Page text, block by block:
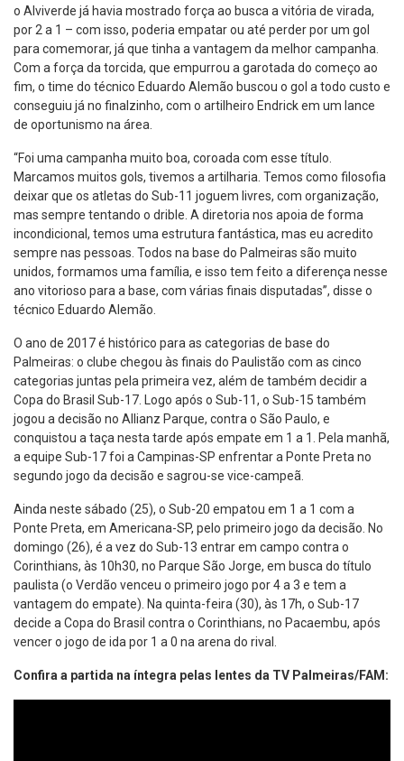
o Alviverde já havia mostrado força ao busca a vitória de virada,
por 2 a 1 – com isso, poderia empatar ou até perder por um gol
para comemorar, já que tinha a vantagem da melhor campanha.
Com a força da torcida, que empurrou a garotada do começo ao
fim, o time do técnico Eduardo Alemão buscou o gol a todo custo e
conseguiu já no finalzinho, com o artilheiro Endrick em um lance
de oportunismo na área.
“Foi uma campanha muito boa, coroada com esse título.
Marcamos muitos gols, tivemos a artilharia. Temos como filosofia
deixar que os atletas do Sub-11 joguem livres, com organização,
mas sempre tentando o drible. A diretoria nos apoia de forma
incondicional, temos uma estrutura fantástica, mas eu acredito
sempre nas pessoas. Todos na base do Palmeiras são muito
unidos, formamos uma família, e isso tem feito a diferença nesse
ano vitorioso para a base, com várias finais disputadas”, disse o
técnico Eduardo Alemão.
O ano de 2017 é histórico para as categorias de base do
Palmeiras: o clube chegou às finais do Paulistão com as cinco
categorias juntas pela primeira vez, além de também decidir a
Copa do Brasil Sub-17. Logo após o Sub-11, o Sub-15 também
jogou a decisão no Allianz Parque, contra o São Paulo, e
conquistou a taça nesta tarde após empate em 1 a 1. Pela manhã,
a equipe Sub-17 foi a Campinas-SP enfrentar a Ponte Preta no
segundo jogo da decisão e sagrou-se vice-campeã.
Ainda neste sábado (25), o Sub-20 empatou em 1 a 1 com a
Ponte Preta, em Americana-SP, pelo primeiro jogo da decisão. No
domingo (26), é a vez do Sub-13 entrar em campo contra o
Corinthians, às 10h30, no Parque São Jorge, em busca do título
paulista (o Verdão venceu o primeiro jogo por 4 a 3 e tem a
vantagem do empate). Na quinta-feira (30), às 17h, o Sub-17
decide a Copa do Brasil contra o Corinthians, no Pacaembu, após
vencer o jogo de ida por 1 a 0 na arena do rival.
Confira a partida na íntegra pelas lentes da TV Palmeiras/FAM: